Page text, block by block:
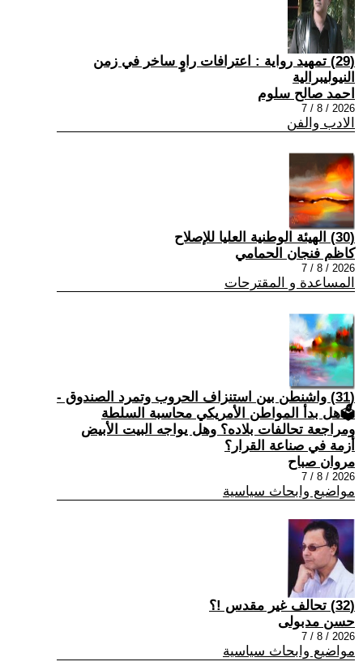
(29) تمهيد رواية : اعترافات راوٍ ساخر في زمن
النيوليبرالية
احمد صالح سلوم
2026 / 8 / 7
الادب والفن
(30) الهيئة الوطنية العليا للإصلاح
كاظم فنجان الحمامي
2026 / 8 / 7
المساعدة و المقترحات
(31) واشنطن بين استنزاف الحروب وتمرد الصندوق -
🗳هل بدأ المواطن الأمريكي محاسبة السلطة
ومراجعة تحالفات بلاده؟ وهل يواجه البيت الأبيض
أزمة في صناعة القرار؟
مروان صباح
2026 / 8 / 7
مواضيع وابحاث سياسية
(32) تحالف غير مقدس !؟
حسن مدبولى
2026 / 8 / 7
مواضيع وابحاث سياسية